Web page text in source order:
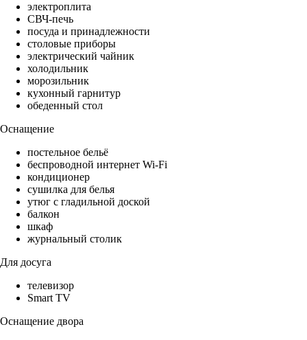
электроплита
СВЧ-печь
посуда и принадлежности
столовые приборы
электрический чайник
холодильник
морозильник
кухонный гарнитур
обеденный стол
Оснащение
постельное бельё
беспроводной интернет Wi-Fi
кондиционер
сушилка для белья
утюг с гладильной доской
балкон
шкаф
журнальный столик
Для досуга
телевизор
Smart TV
Оснащение двора